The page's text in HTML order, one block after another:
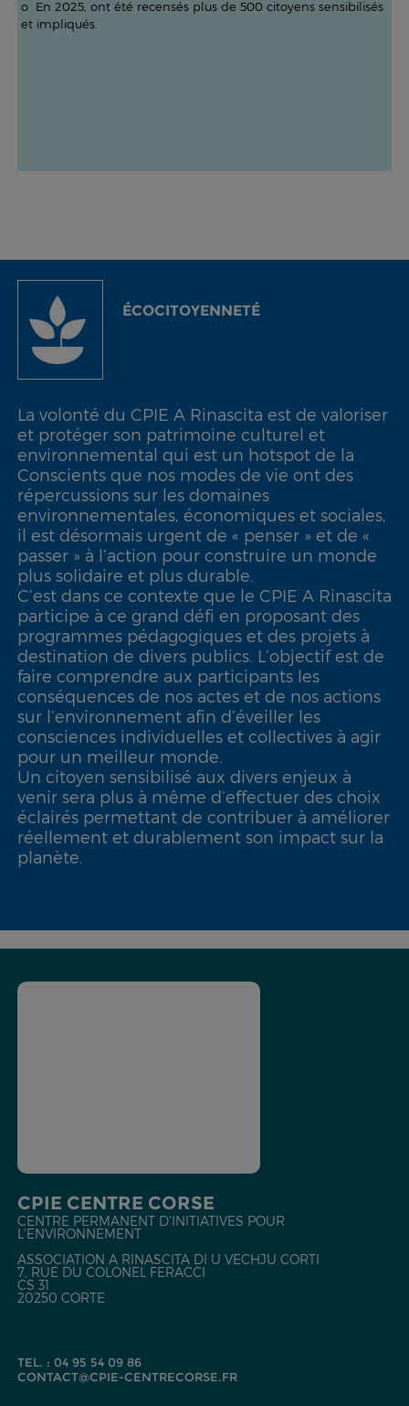
o En 2025, ont été recensés plus de 500 citoyens sensibilisés
et impliqués.
ÉCOCITOYENNETÉ
La volonté du CPIE A Rinascita est de valoriser
et protéger son patrimoine culturel et
environnemental qui est un hotspot de la
Conscients que nos modes de vie ont des
répercussions sur les domaines
environnementales, économiques et sociales,
il est désormais urgent de « penser » et de «
passer » à l’action pour construire un monde
plus solidaire et plus durable.
C’est dans ce contexte que le CPIE A Rinascita
participe à ce grand défi en proposant des
programmes pédagogiques et des projets à
destination de divers publics. L’objectif est de
faire comprendre aux participants les
conséquences de nos actes et de nos actions
sur l’environnement afin d’éveiller les
consciences individuelles et collectives à agir
pour un meilleur monde.
Un citoyen sensibilisé aux divers enjeux à
venir sera plus à même d’effectuer des choix
éclairés permettant de contribuer à améliorer
réellement et durablement son impact sur la
planète.
CPIE CENTRE CORSE
CENTRE PERMANENT D'INITIATIVES POUR
L'ENVIRONNEMENT
ASSOCIATION A RINASCITA DI U VECHJU CORTI
7, RUE DU COLONEL FERACCI
CS 31
20250 CORTE
TEL. : 04 95 54 09 86
CONTACT@CPIE-CENTRECORSE.FR